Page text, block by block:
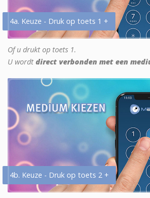
4a. Keuze - Druk op toets 1 +
Of u drukt op toets 1.
U wordt direct verbonden met een
4b. Keuze - Druk op toets 2 +